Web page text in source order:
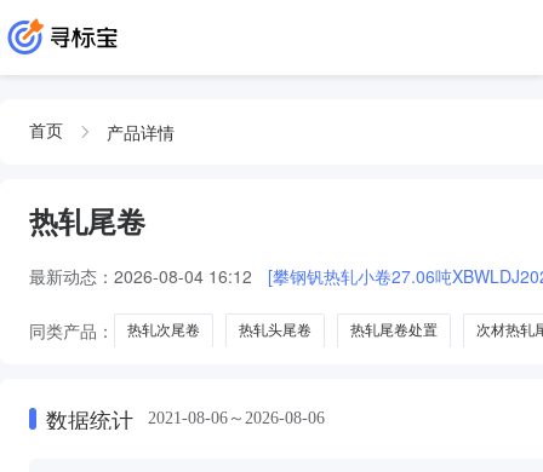
首页 产品详情
热轧尾卷
最新动态： 2026-08-04 16:12 [攀钢钒热轧小卷27.06吨
同类产品： 热轧次尾卷 热轧头尾卷 热轧尾卷处置 次材热轧
数据统计 2021-08-06～2026-08-06